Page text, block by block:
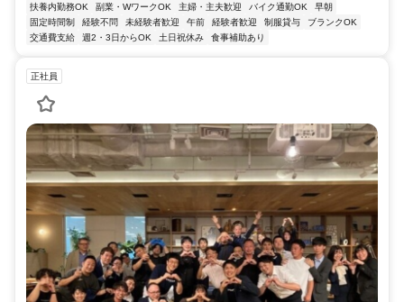
扶養内勤務OK 副業・WワークOK 主婦・主夫歓迎 バイク通勤OK
早朝
固定時間制
経験不問 未経験者歓迎 午前 経験者歓迎 制服貸与
ブランクOK
交通費支給
週2・3日からOK 土日祝休み 食事補助あり
正社員